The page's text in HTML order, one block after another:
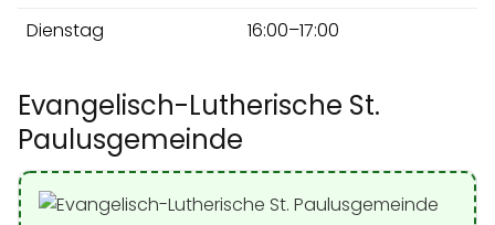
Dienstag
16:00–17:00
Evangelisch-Lutherische St.
Paulusgemeinde